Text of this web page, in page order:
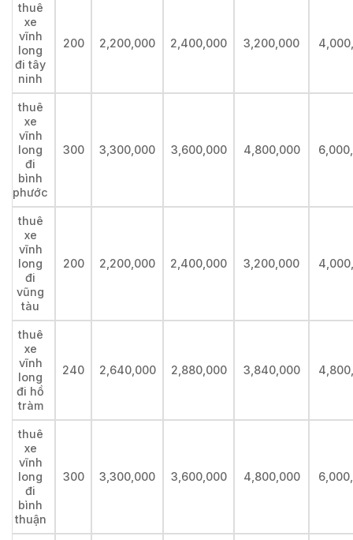
thuê
xe
vĩnh
long
đi tây
ninh
200 2,200,000 2,400,000 3,200,000
thuê
xe
vĩnh
long
đi
bình
phước
300 3,300,000 3,600,000 4,800,000
thuê
xe
vĩnh
long
đi
vũng
tàu
200 2,200,000 2,400,000 3,200,000
thuê
xe
vĩnh
long
đi hồ
tràm
240 2,640,000 2,880,000 3,840,000
thuê
xe
vĩnh
long
đi
bình
thuận
300 3,300,000 3,600,000 4,800,000